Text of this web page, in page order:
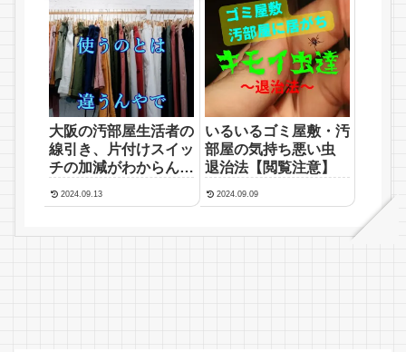
大阪の汚部屋生活者の
線引き、片付けスイッ
チの加減がわからんと
2024.09.13
いるいるゴミ屋敷・汚
部屋の気持ち悪い虫
退治法【閲覧注意】
2024.09.09